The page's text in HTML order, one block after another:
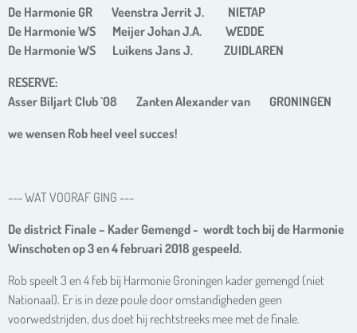
De Harmonie GR Veenstra Jerrit J. NIETAP
De Harmonie WS Meijer Johan J.A. WEDDE
De Harmonie WS Luikens Jans J. ZUIDLAREN
RESERVE:
Asser Biljart Club `08 Zanten Alexander van GRONINGEN
we wensen Rob heel veel succes!
--- WAT VOORAF GING ---
De district Finale – Kader Gemengd - wordt toch bij de Harmonie
Winschoten op 3 en4 februari 2018 gespeeld.
Rob speelt 3 en 4 feb bij Harmonie Groningen kader gemengd (niet
Nationaal). Er is in deze poule door omstandigheden geen
voorwedstrijden, dus doet hij rechtstreeks mee met de finale.